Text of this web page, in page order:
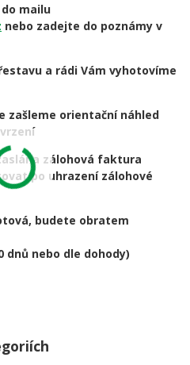
mailu
nebo zadejte do poznámy v
a rádi Vám vyhotovíme
zašleme orientační náhled
zálohová faktura
po uhrazení zálohové
budete obratem
nebo dle dohody)